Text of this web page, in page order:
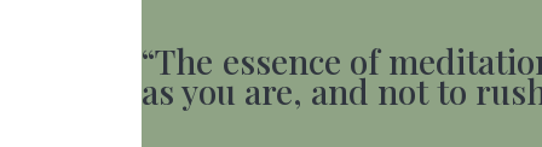
“The essence of
as you are, and not to